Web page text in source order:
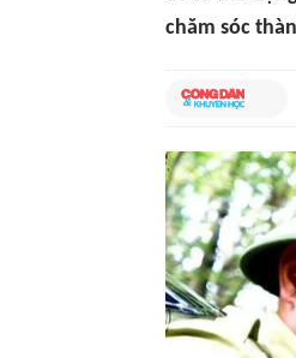
chăm sóc